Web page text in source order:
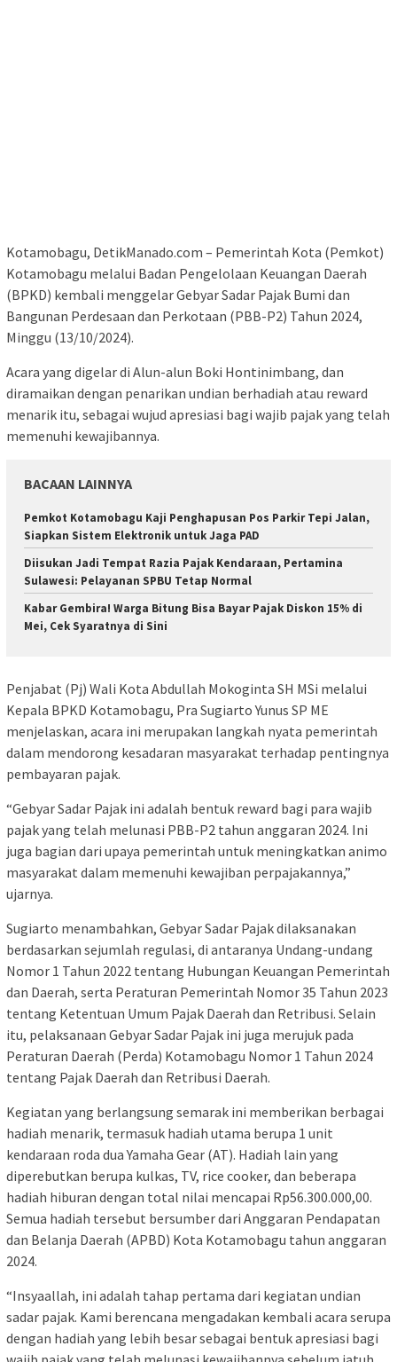
Kotamobagu, DetikManado.com – Pemerintah Kota (Pemkot)
Kotamobagu melalui Badan Pengelolaan Keuangan Daerah
(BPKD) kembali menggelar Gebyar Sadar Pajak Bumi dan
Bangunan Perdesaan dan Perkotaan (PBB-P2) Tahun 2024,
Minggu (13/10/2024).
Acara yang digelar di Alun-alun Boki Hontinimbang, dan
diramaikan dengan penarikan undian berhadiah atau reward
menarik itu, sebagai wujud apresiasi bagi wajib pajak yang telah
memenuhi kewajibannya.
BACAAN LAINNYA
Pemkot Kotamobagu Kaji Penghapusan Pos Parkir Tepi Jalan,
Siapkan Sistem Elektronik untuk Jaga PAD
Diisukan Jadi Tempat Razia Pajak Kendaraan, Pertamina
Sulawesi: Pelayanan SPBU Tetap Normal
Kabar Gembira! Warga Bitung Bisa Bayar Pajak Diskon 15% di
Mei, Cek Syaratnya di Sini
Penjabat (Pj) Wali Kota Abdullah Mokoginta SH MSi melalui
Kepala BPKD Kotamobagu, Pra Sugiarto Yunus SP ME
menjelaskan, acara ini merupakan langkah nyata pemerintah
dalam mendorong kesadaran masyarakat terhadap pentingnya
pembayaran pajak.
“Gebyar Sadar Pajak ini adalah bentuk reward bagi para wajib
pajak yang telah melunasi PBB-P2 tahun anggaran 2024. Ini
juga bagian dari upaya pemerintah untuk meningkatkan animo
masyarakat dalam memenuhi kewajiban perpajakannya,”
ujarnya.
Sugiarto menambahkan, Gebyar Sadar Pajak dilaksanakan
berdasarkan sejumlah regulasi, di antaranya Undang-undang
Nomor 1 Tahun 2022 tentang Hubungan Keuangan Pemerintah
dan Daerah, serta Peraturan Pemerintah Nomor 35 Tahun 2023
tentang Ketentuan Umum Pajak Daerah dan Retribusi. Selain
itu, pelaksanaan Gebyar Sadar Pajak ini juga merujuk pada
Peraturan Daerah (Perda) Kotamobagu Nomor 1 Tahun 2024
tentang Pajak Daerah dan Retribusi Daerah.
Kegiatan yang berlangsung semarak ini memberikan berbagai
hadiah menarik, termasuk hadiah utama berupa 1 unit
kendaraan roda dua Yamaha Gear (AT). Hadiah lain yang
diperebutkan berupa kulkas, TV, rice cooker, dan beberapa
hadiah hiburan dengan total nilai mencapai Rp56.300.000,00.
Semua hadiah tersebut bersumber dari Anggaran Pendapatan
dan Belanja Daerah (APBD) Kota Kotamobagu tahun anggaran
2024.
“Insyaallah, ini adalah tahap pertama dari kegiatan undian
sadar pajak. Kami berencana mengadakan kembali acara serupa
dengan hadiah yang lebih besar sebagai bentuk apresiasi bagi